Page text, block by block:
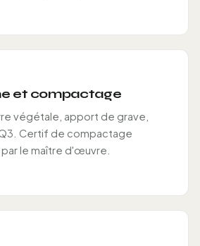
et compactage
végétale, apport de grave,
Certif de compactage
le maître d'œuvre.